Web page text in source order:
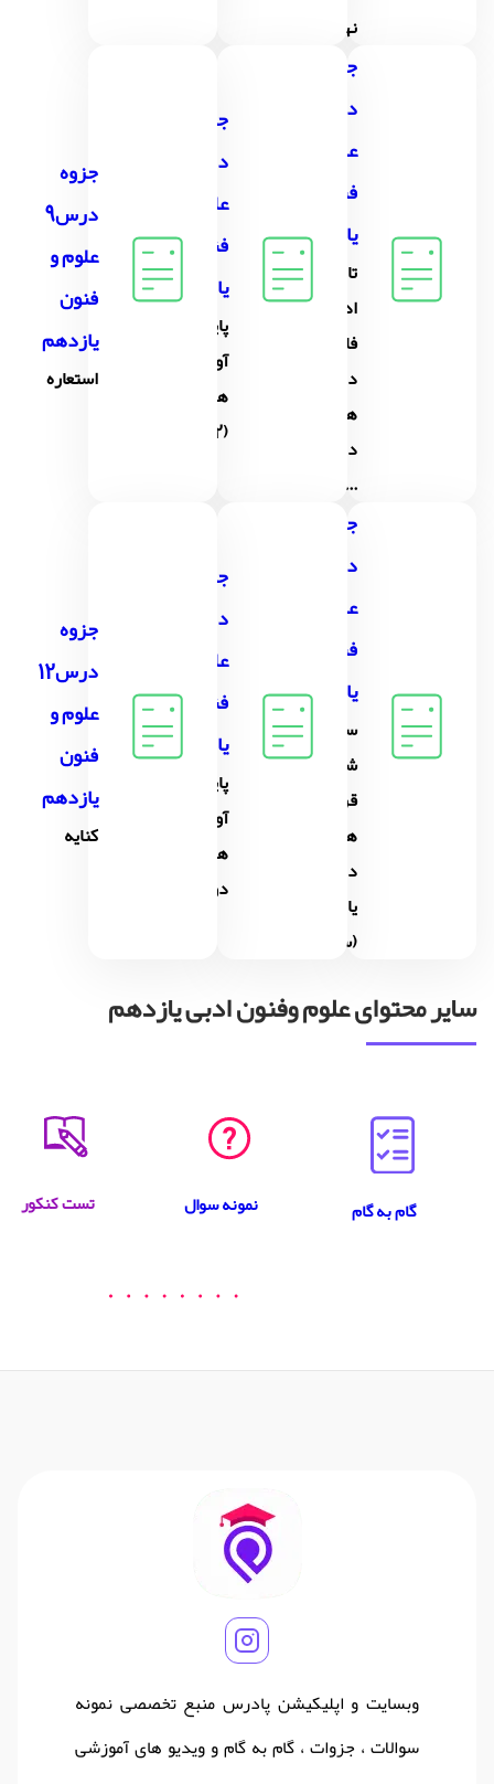
نهم (...
جزوه
علوم و
فنون
یازدهم
تاریخ
ادبیات
فارسی
در قرن
های
دهم و
...
جزوه
علوم و
فنون
یازدهم
پایه های
آوایی
همسان
(2)
جزوه
درس9
علوم و
فنون
یازدهم
استعاره
جزوه
علوم و
فنون
یازدهم
سبک
شناسی
قرن
های
دهم و
یازدهم
(سبک ...
جزوه
علوم و
فنون
یازدهم
پایه های
آوایی
همسان
دو لختی
جزوه
درس12
علوم و
فنون
یازدهم
کنایه
سایر محتوای علوم وفنون ادبی یازدهم
گام به گام نمونه سوال تست کنکور
وبسایت و اپلیکیشن پادرس منبع تخصصی نمونه
سوالات ، جزوات ، گام به گام و ویدیو های آموزشی